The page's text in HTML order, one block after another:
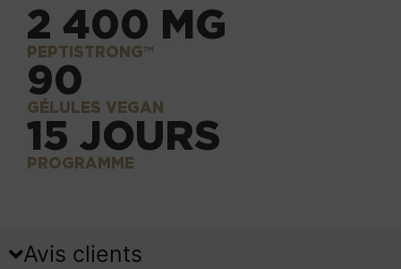
2 400 MG
PEPTISTRONG™
90
GÉLULES VEGAN
15 JOURS
PROGRAMME
Avis clients